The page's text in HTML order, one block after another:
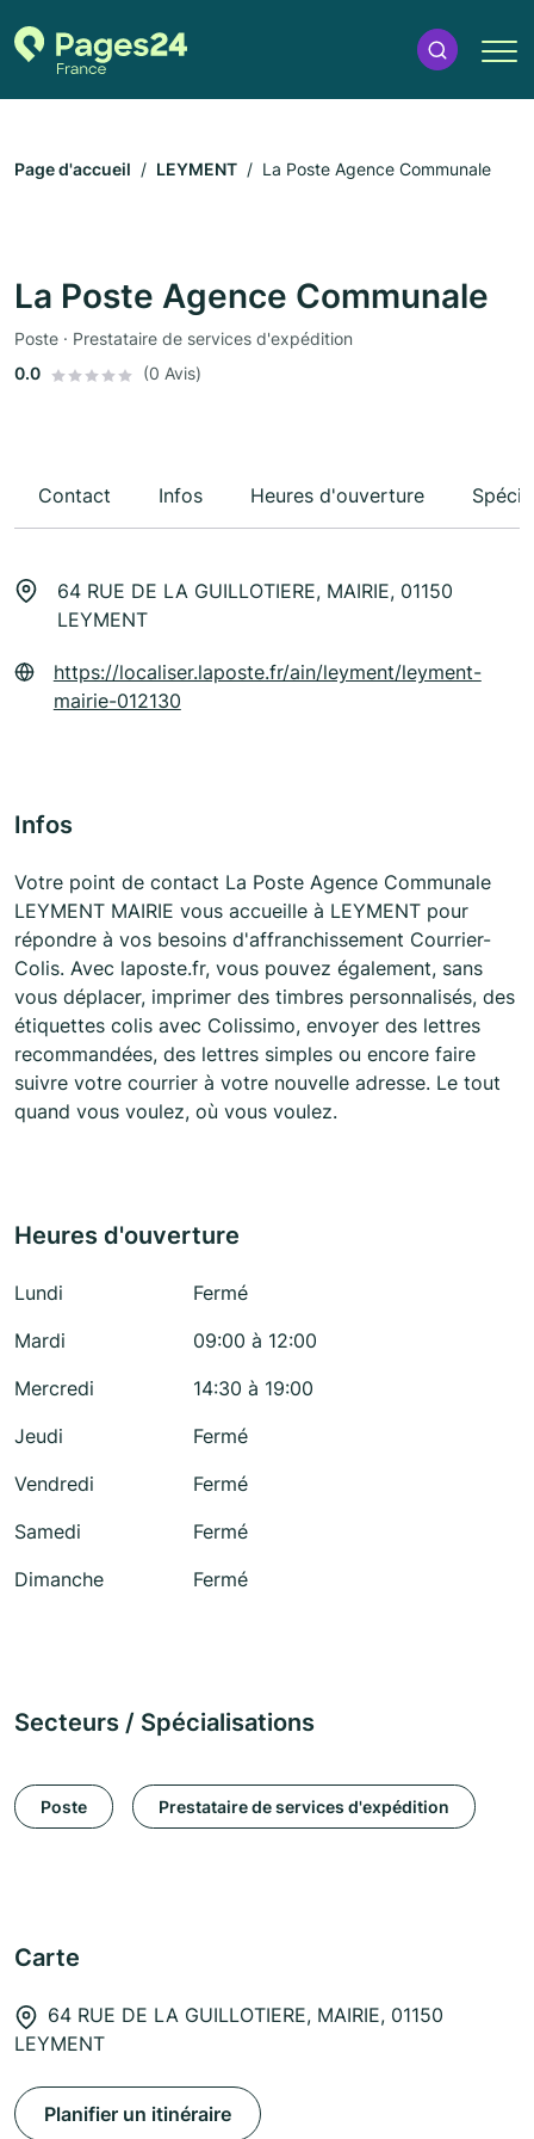
Page d'accueil LEYMENT La Poste Agence Communale
La Poste Agence Communale
Poste · Prestataire de services d'expédition
0.0
(0 Avis)
Contact Infos Heures d'ouverture
64 RUE DE LA GUILLOTIERE, MAIRIE, 01150
LEYMENT
https://localiser.laposte.fr/ain/leyment/leyment-
mairie-012130
Infos
Votre point de contact La Poste Agence Communale
LEYMENT MAIRIE vous accueille à LEYMENT pour
répondre à vos besoins d'affranchissement Courrier-
Colis. Avec laposte.fr, vous pouvez également, sans
vous déplacer, imprimer des timbres personnalisés, des
étiquettes colis avec Colissimo, envoyer des lettres
recommandées, des lettres simples ou encore faire
suivre votre courrier à votre nouvelle adresse. Le tout
quand vous voulez, où vous voulez.
Heures d'ouverture
Lundi
Fermé
Mardi
09:00 à 12:00
Mercredi
14:30 à 19:00
Jeudi
Fermé
Vendredi
Fermé
Samedi
Fermé
Dimanche
Fermé
Secteurs / Spécialisations
Poste Prestataire de services d'expédition
Carte
64 RUE DE LA GUILLOTIERE, MAIRIE, 01150
LEYMENT
Planifier un itinéraire